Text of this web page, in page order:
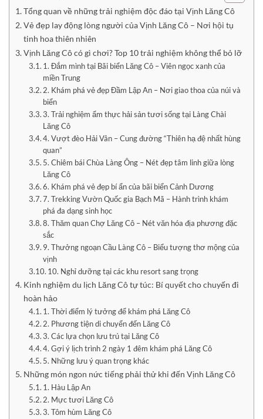
Tổng quan về những trải nghiệm độc đáo tại Vịnh Lăng Cô
Vẻ đẹp lay động lòng người của Vịnh Lăng Cô – Nơi hội tụ
tinh hoa thiên nhiên
Vịnh Lăng Cô có gì chơi? Top 10 trải nghiệm không thể bỏ lỡ
1. Đắm mình tại Bãi biển Lăng Cô – Viên ngọc xanh của
miền Trung
2. Khám phá vẻ đẹp Đầm Lập An – Nơi giao thoa của núi và
biển
3. Trải nghiệm ẩm thực hải sản tươi sống tại Làng Chài
Lăng Cô
4. Vượt đèo Hải Vân – Cung đường “Thiên hạ đệ nhất hùng
quan”
5. Chiêm bái Chùa Làng Ông – Nét đẹp tâm linh giữa lòng
Lăng Cô
6. Khám phá vẻ đẹp bí ẩn của bãi biển Cảnh Dương
7. Trekking Vườn Quốc gia Bạch Mã – Hành trình khám
phá đa dạng sinh học
8. Thăm quan Chợ Lăng Cô – Nét văn hóa địa phương đặc
sắc
9. Thưởng ngoạn Cầu Làng Cô – Biểu tượng thơ mộng của
vịnh
10. Nghỉ dưỡng tại các khu resort sang trọng
Kinh nghiệm du lịch Lăng Cô tự túc: Bí quyết cho chuyến đi
hoàn hảo
1. Thời điểm lý tưởng để khám phá Lăng Cô
2. Phương tiện di chuyển đến Lăng Cô
3. Các lựa chọn lưu trú tại Lăng Cô
4. Gợi ý lịch trình 2 ngày 1 đêm khám phá Lăng Cô
5. Những lưu ý quan trọng khác
Những món ngon nức tiếng phải thử khi đến Vịnh Lăng Cô
1. Hàu Lập An
2. Mực tươi Lăng Cô
3. Tôm hùm Lăng Cô